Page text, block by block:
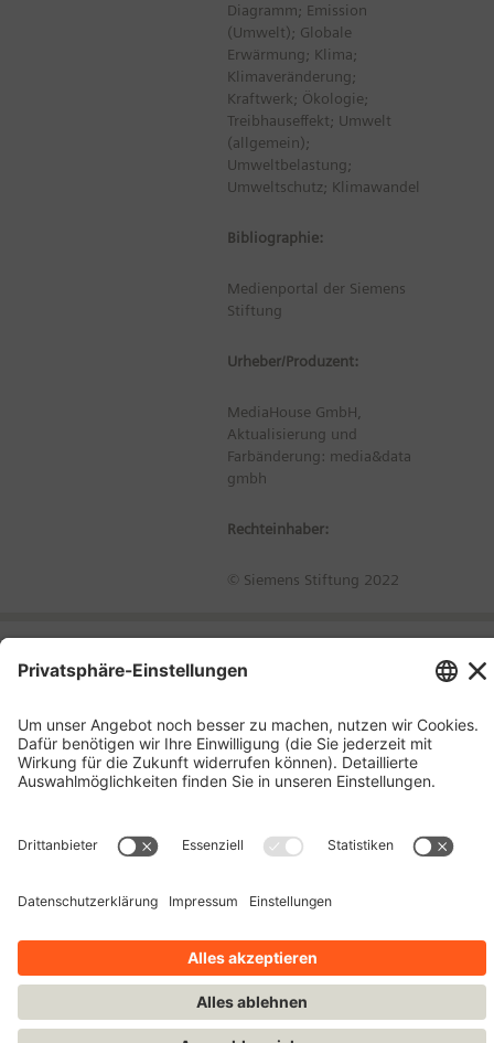
Diagramm; Emission
(Umwelt); Globale
Erwärmung; Klima;
Klimaveränderung;
Kraftwerk; Ökologie;
Treibhauseffekt; Umwelt
(allgemein);
Umweltbelastung;
Umweltschutz; Klimawandel
Bibliographie:
Medienportal der Siemens
Stiftung
Urheber/Produzent:
MediaHouse GmbH,
Aktualisierung und
Farbänderung: media&data
gmbh
Rechteinhaber:
© Siemens Stiftung 2022
Kontakt